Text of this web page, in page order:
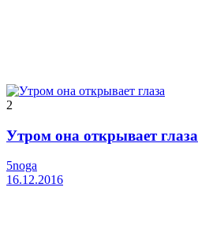
2
Утром она открывает глаза
5noga
16.12.2016